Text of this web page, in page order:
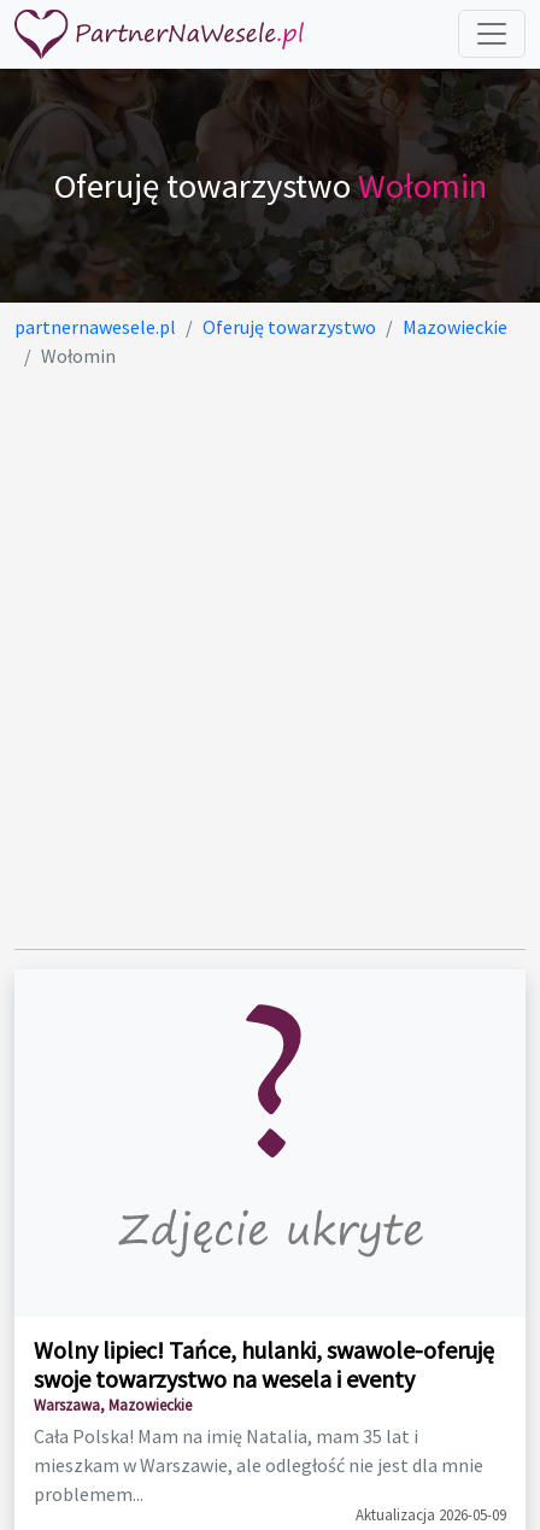
Oferuję towarzystwoWołomin
partnernawesele.pl Oferuję towarzystwo
Mazowieckie
Wołomin
Wolny lipiec! Tańce, hulanki, swawole-oferuję
swoje towarzystwo na wesela i eventy
Warszawa, Mazowieckie
Cała Polska! Mam na imię Natalia, mam 35 lat i
mieszkam w Warszawie, ale odległość nie jest dla mnie
problemem...
Aktualizacja 2026-05-09